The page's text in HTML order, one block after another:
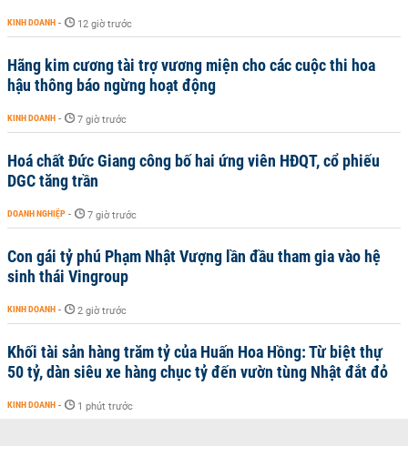
KINH DOANH - 12 giờ trước
Hãng kim cương tài trợ vương miện cho các cuộc thi hoa
hậu thông báo ngừng hoạt động
KINH DOANH - 7 giờ trước
Hoá chất Đức Giang công bố hai ứng viên HĐQT, cổ phiếu
DGC tăng trần
DOANH NGHIỆP - 7 giờ trước
Con gái tỷ phú Phạm Nhật Vượng lần đầu tham gia vào hệ
sinh thái Vingroup
KINH DOANH - 2 giờ trước
Khối tài sản hàng trăm tỷ của Huấn Hoa Hồng: Từ biệt thự
50 tỷ, dàn siêu xe hàng chục tỷ đến vườn tùng Nhật đắt đỏ
KINH DOANH - 1 phút trước